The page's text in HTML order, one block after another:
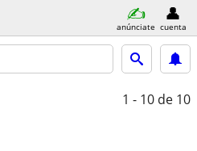
anúnciate cuenta
1 - 10 de 10